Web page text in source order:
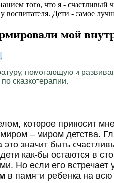
того, что я - счастливый
воспитателя. Дети - самое
мой
помогающую и
сказкотерапии.
которое приносит
– миром детства.
значит быть
как-бы остаются в
Но если его
в памяти ребенка на всю